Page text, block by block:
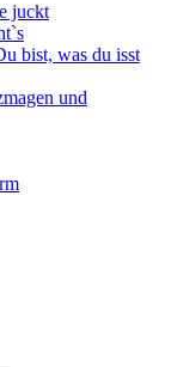
juckt
bist, was du isst
und